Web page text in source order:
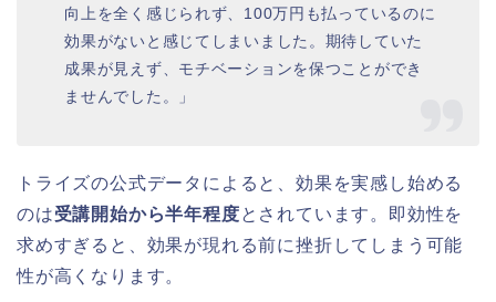
向上を全く感じられず、100万円も払っているのに
効果がないと感じてしまいました。期待していた
成果が見えず、モチベーションを保つことができ
ませんでした。」
トライズの公式データによると、効果を実感し始める
のは受講開始から半年程度とされています。即効性を
求めすぎると、効果が現れる前に挫折してしまう可能
性が高くなります。